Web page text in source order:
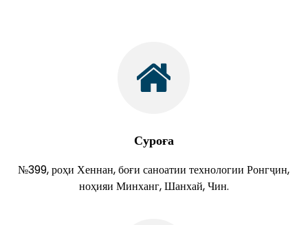
Суроға
№399, роҳи Хеннан, боғи саноатии технологии Ронгҷин,
ноҳияи Минханг, Шанхай, Чин.